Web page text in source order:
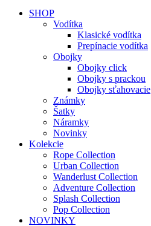
SHOP
Vodítka
Klasické vodítka
Prepínacie vodítka
Obojky
Obojky click
Obojky s prackou
Obojky sťahovacie
Známky
Šatky
Náramky
Novinky
Kolekcie
Rope Collection
Urban Collection
Wanderlust Collection
Adventure Collection
Splash Collection
Pop Collection
NOVINKY